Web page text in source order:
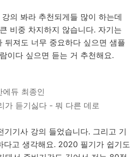
의 봐라 추천되게들 많이 하는데
비중 차지하지 않습니다. 자기는
뒤져도 너무 중요하다 싶으면 샘플
이다 싶으면 듣는 거 추천해요.
듀 최종인
가 듣기싫다 - 뭐 다른 데로
기기사 강의 들었습니다. 그리고 기
다고 생각해요. 2020 필기가 쉽기도